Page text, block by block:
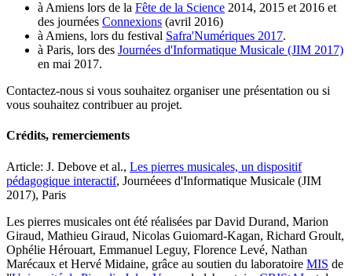
à Amiens lors de la Fête de la Science 2014, 2015 et 2016 et
des journées Connexions (avril 2016)
à Amiens, lors du festival Safra'Numériques 2017.
à Paris, lors des Journées d'Informatique Musicale (JIM 2017)
en mai 2017.
Contactez-nous si vous souhaitez organiser une présentation ou si
vous souhaitez contribuer au projet.
Crédits, remerciements
Article: J. Debove et al., Les pierres musicales, un dispositif
pédagogique interactif, Journéees d'Informatique Musicale (JIM
2017), Paris
Les pierres musicales ont été réalisées par David Durand, Marion
Giraud, Mathieu Giraud, Nicolas Guiomard-Kagan, Richard Groult,
Ophélie Hérouart, Emmanuel Leguy, Florence Levé, Nathan
Marécaux et Hervé Midaine, grâce au soutien du laboratoire MIS de